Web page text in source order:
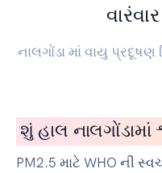
નાલગોંડા માં વાયુ
શું હાલ
PM2.5 માટે WHO ની